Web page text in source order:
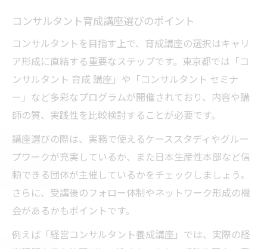
戦略コンサル講座の費用対効果とは
実践力が身につくコンサル研修の全貌
コンサルタント研修で磨く実践的スキル
日本生産性本部養成講座の具体的な内容
コンサル業界経験者が語る研修の価値
育成研修を活かしたキャリアアップ方法
戦略コンサル講座と研修の違いを解説
今選ばれる理由とカリキュラム活用術
法
コンサルタント育成講座選びのポイント
コンサルタントを目指す上で、育成講座の選択はキャリ
ア形成に直結する重要なステップです。東京都では「コ
ンサルタント 育成 講座」や「コンサルタント セミナ
ー」など多彩なプログラムが開催されており、内容や講
師の質、実践性を比較検討することが必要です。
講座選びの際は、実務で使えるケーススタディやグルー
プワークが充実しているか、また日本生産性本部など信
頼できる団体が主催しているかをチェックしましょう。
さらに、受講後のフォロー体制やネットワーク形成の機
会があるかもポイントです。
例えば「経営コンサルタント養成講座」では、実際の経